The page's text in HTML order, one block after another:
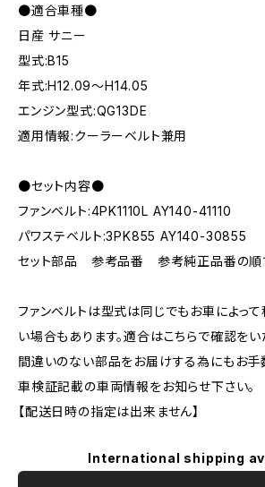
●適合車種●
日産 サニー
型式:B15
年式:H12.09～H14.05
エンジン型式:QG13DE
適用情報:クーラーベルト兼用
●セット内容●
ファンベルト:4PK1110L AY140-41110
パワステベルト:3PK855 AY140-30855
セット部品 参考品番 参考純正品番の順
ファンベルトは型式は同じでもお車によっ
い場合もあります。適合はこちらで確認をい
間違いのない部品をお届けする為にもお
車検証記載の車両情報をお知らせ下さい。
【配送日時の指定は出来ません】
International shipping